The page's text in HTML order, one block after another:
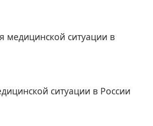
медицинской ситуации в
ситуации в России